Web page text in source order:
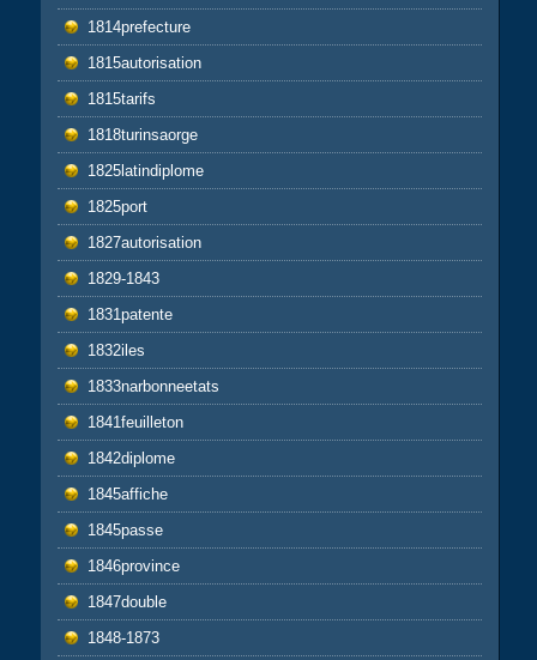
1814prefecture
1815autorisation
1815tarifs
1818turinsaorge
1825latindiplome
1825port
1827autorisation
1829-1843
1831patente
1832iles
1833narbonneetats
1841feuilleton
1842diplome
1845affiche
1845passe
1846province
1847double
1848-1873